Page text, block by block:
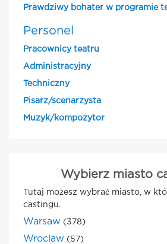
Prawdziwy bohater w programie
Personel
Pracownicy teatru
Administracyjny
Techniczny
Pisarz/scenarzysta
Muzyk/kompozytor
Wybierz miasto
Tutaj możesz wybrać miasto, w
castingu.
Warsaw (378)
Wroclaw (57)